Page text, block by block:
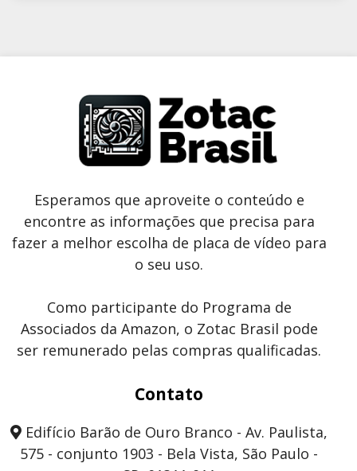
Esperamos que aproveite o conteúdo e
encontre as informações que precisa para
fazer a melhor escolha de placa de vídeo para
o seu uso.
Como participante do Programa de
Associados da Amazon, o Zotac Brasil pode
ser remunerado pelas compras qualificadas.
Contato
Edifício Barão de Ouro Branco - Av. Paulista,
575 - conjunto 1903 - Bela Vista, São Paulo -